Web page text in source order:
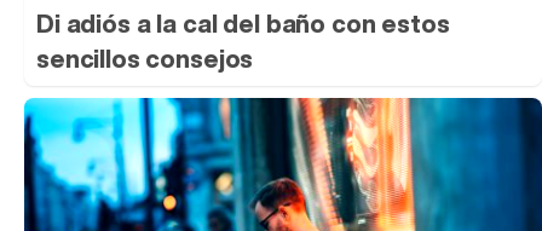
Di adiós a la cal del baño con estos
sencillos consejos